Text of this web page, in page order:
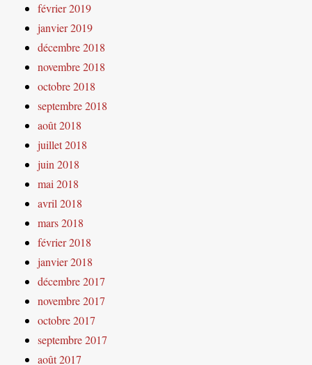
février 2019
janvier 2019
décembre 2018
novembre 2018
octobre 2018
septembre 2018
août 2018
juillet 2018
juin 2018
mai 2018
avril 2018
mars 2018
février 2018
janvier 2018
décembre 2017
novembre 2017
octobre 2017
septembre 2017
août 2017